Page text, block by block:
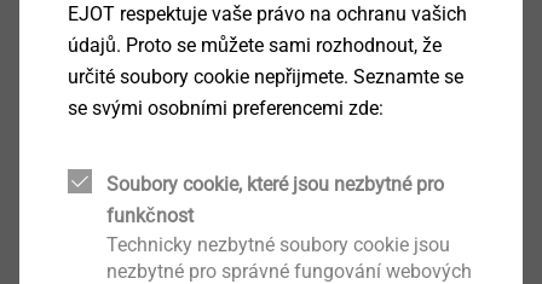
Všechny otvory v desce mají stejný průměr (11
mm), který lze provést efektivně při výrobě
Není potřeba ani nýtovací ani vrtací šablona
Rychlá montáž se šrouby LT
0,5 mm vysoký límec objímky mm zabraňuje
přímému kontaktu mezi hlavou šroubu a
povrchem desky
Jen 0,3 mm tenká základna pouzdra se v
EJOT respektuje vaše právo na ochranu vašich
údajů. Proto se můžete sami rozhodnout, že
určité soubory cookie nepřijmete. Seznamte se
se svými osobními preferencemi zde:
Soubory cookie, které jsou nezbytné pro
funkčnost
Technicky nezbytné soubory cookie jsou
nezbytné pro správné fungování webových